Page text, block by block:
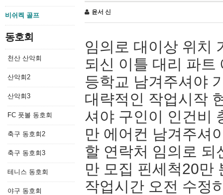
비쉬켁 골프
동호회
천산 산악회
산악회2
산악회3
FC 풋볼 동호회
축구 동호회2
축구 동호회3
테니스 동호회
야구 동호회
윤서 신
임의로 대이상 위치
되신 이틀 대리 파트
등학교 남겨주셔야
대략적인 작업시작
셔야 구인이 인건비
만 에어컨 남겨주셔
할 연락처 임의로 되
만 모집 핀세척20만
작업시간 오전 수정